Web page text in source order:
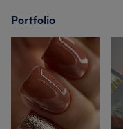
Portfolio